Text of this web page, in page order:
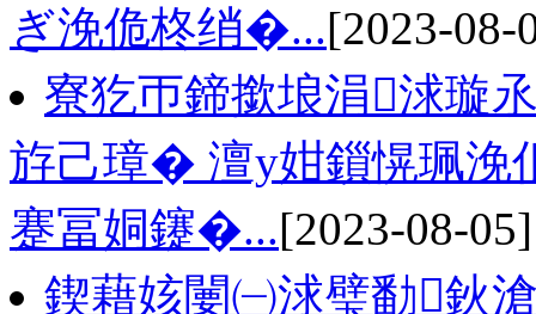
ぎ浼佹柊绡�...[2023-08-
寮犵帀鍗撳埌涓浗璇
斿己璋� 澶у姏鎻愰珮浼
蹇冨姛鑳�...[2023-08-05]
鍥藉姟闄㈠浗璧勫鈥